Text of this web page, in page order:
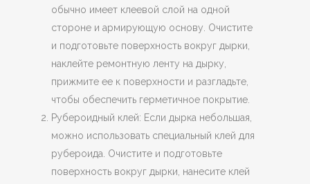
обычно имеет клеевой слой на одной
стороне и армирующую основу. Очистите
и подготовьте поверхность вокруг дырки,
наклейте ремонтную ленту на дырку,
прижмите ее к поверхности и разгладьте,
чтобы обеспечить герметичное покрытие.
Рубероидный клей: Если дырка небольшая,
можно использовать специальный клей для
рубероида. Очистите и подготовьте
поверхность вокруг дырки, нанесите клей